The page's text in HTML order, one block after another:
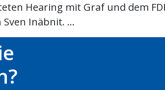
Hearing mit Graf und dem
Inäbnit. ...